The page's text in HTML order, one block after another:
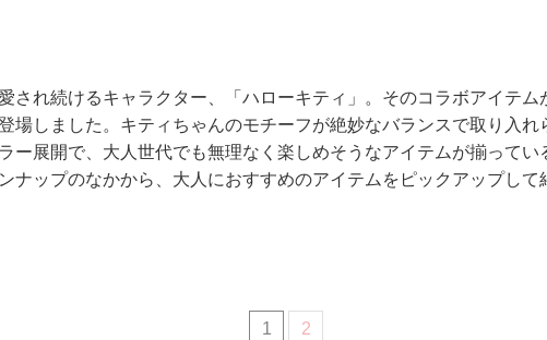
され続けるキャラクター、「ハローキティ」。そのコラボアイテム
場しました。キティちゃんのモチーフが絶妙なバランスで取り入れ
ー展開で、大人世代でも無理なく楽しめそうなアイテムが揃ってい
ナップのなかから、大人におすすめのアイテムをピックアップして
1 2